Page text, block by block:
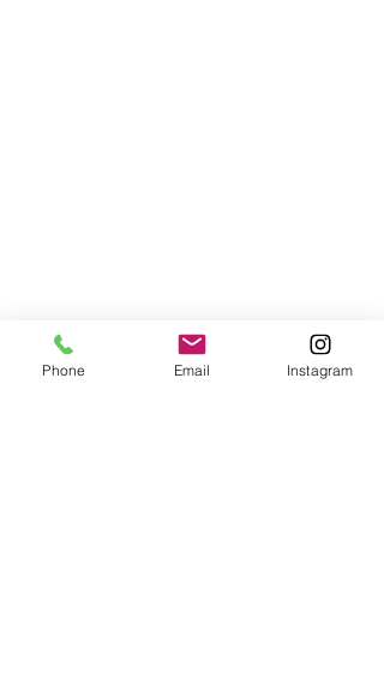
Phone Email Instagram